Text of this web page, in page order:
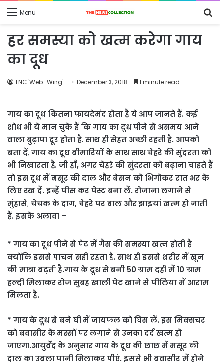
Menu
हर समस्या को खत्म करेगा गाय
का दूध
TNC 'Web_Wing' December 3, 2018 1 minute read
गाय का दूध कितना फायदेमंद होता है ये आप जानते हैं. कई
शोध भी ये मान चुके हैं कि गाय का दूध पीने से असमय आने
वाला बुढ़ापा दूर होता है. साथ ही सेहत अच्छी रहती है. आपको
बता दें, गाय का दूध बीमारियों के साथ साथ चेहरे की सुंदरता को
भी निखारता है. जी हाँ, अगर चेहरे की सुंदरता को बढ़ाना चाहते हैं
तो इस दूध में मसूर की दाल और बेसन को भिगोकर रात भर के
लिए रख दें. इन्हें पीस कर पेस्ट बना लें. रोजाना लगाने से
मुंहासे, चेचक के दाग, चेहरे पर बाल और झाइयां खत्म हो जाती
हैं. इसके अलावा –
* गाय का दूध पीने से पेट में गैस की समस्या खत्म होती है
क्योंकि इससे पाचन सही रहता है. साथ ही इससे शरीर में खून
की मात्रा बढ़ती है.गाय के दूध से बनी 50 ग्राम दही में 10 ग्राम
हल्दी मिलाकर रोज सुबह खाली पेट खाने से पीलिया में आराम
मिलता है.
* गाय के दूध से बने घी में जायफल को घिस लें. इस मिक्सचर
को बवासीर के मस्सों पर लगाने से उनका दर्द खत्म हो
जाएगा.आयुर्वेद के अनुसार गाय के दूध की छाछ में मसूर की
दाल का उबला पानी मिलाकर पीएं. इससे भी बवासीर में होने